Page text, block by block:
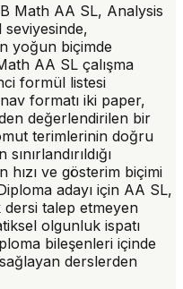
Math AA SL, Analysis
yoğun biçimde
AA SL çalışma
formül listesi
formatı iki paper,
değerlendirilen bir
terimlerinin doğru
ve gösterim biçimi
adayı için AA SL,
talep etmeyen
olgunluk ispatı
bileşenleri içinde
derslerden